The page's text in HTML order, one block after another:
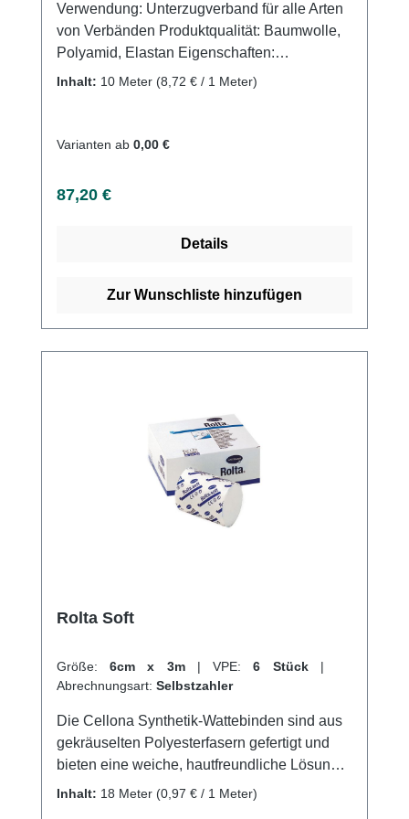
Anwendung aus. Kaufen Sie jetzt
Fingerverband abgenäht online bei uns und
profitieren Sie von unserem schnellen
Versand und unserem hervorragenden
Verwendung: Unterzugverband für alle Arten
von Verbänden Produktqualität: Baumwolle,
Polyamid, Elastan Eigenschaften:
Extraweicher Frotte zum agenehmen Tragen.
schnelle Applikation. Kaufen Sie jetzt Frotte-
Versand und unserem hervorragenden
Inhalt: 10 Meter (8,72 € / 1 Meter)
Varianten ab 0,00 €
Regulärer Preis:
87,20 €
Details
Zur Wunschliste hinzufügen
Rolta Soft
Größe: 6cm x 3m | VPE: 6 Stück |
Abrechnungsart: Selbstzahler
Die Cellona Synthetik-Wattebinden sind aus
gekräuselten Polyesterfasern gefertigt und
bieten eine weiche, hautfreundliche Lösung
für Schutzexponierte Knochen und
Inhalt: 18 Meter (0,97 € / 1 Meter)